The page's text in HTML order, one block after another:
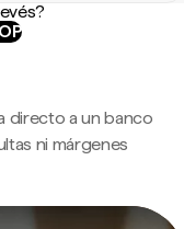
directo a un banco
ni márgenes